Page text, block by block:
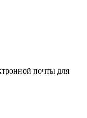
почты для